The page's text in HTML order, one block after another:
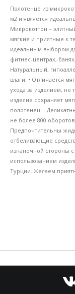
Полотенце из
м2 и является
Микрокоттон –
мягкие и приятные к
идеальным выбором
фитнес-центрах,
Натуральный,
влаги. • Отличается
ухода за изделием, не
изделие сохраняет
полотенец: -
не более 800
Предпочтительны
отбеливающие
изнаночной стороны
использованием
Турции. Желаем